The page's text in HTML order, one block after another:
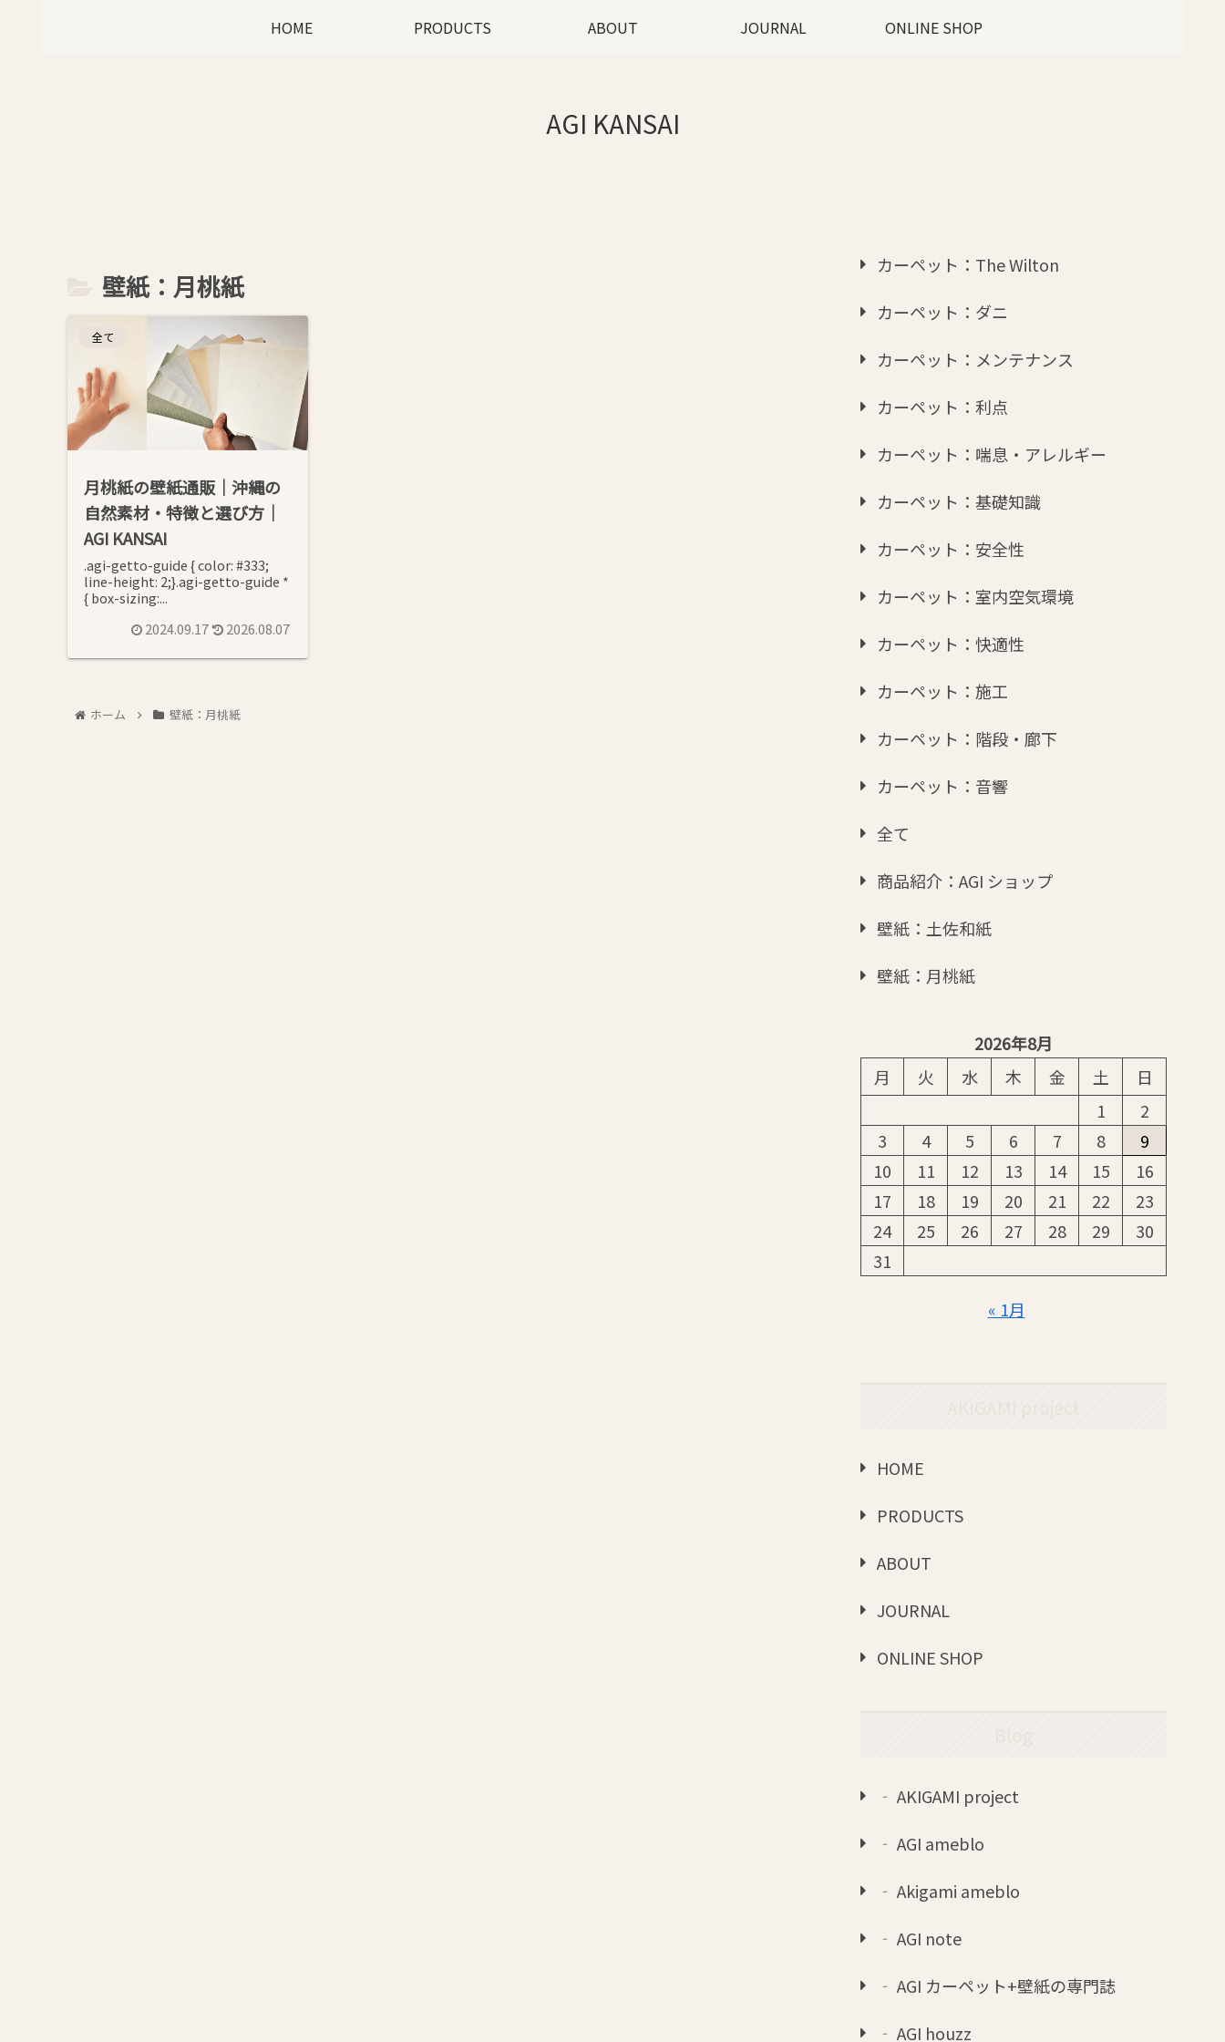
AGI KANSAI
HOME PRODUCTS ABOUT JOURNAL ONLINE SHOP
壁紙：月桃紙
全て
月桃紙の壁紙通販｜沖縄の
自然素材・特徴と選び方｜
AGI KANSAI
.agi-getto-guide { color: #333;
line-height: 2;}.agi-getto-guide *
{ box-sizing:...
2024.09.17
2026.08.07
ホーム 壁紙：月桃紙
カーペット：The Wilton
カーペット：ダニ
カーペット：メンテナンス
カーペット：利点
カーペット：喘息・アレルギー
カーペット：基礎知識
カーペット：安全性
カーペット：室内空気環境
カーペット：快適性
カーペット：施工
カーペット：階段・廊下
カーペット：音響
全て
商品紹介：AGI ショップ
壁紙：土佐和紙
壁紙：月桃紙
2026年8月
月
火 水 木 金 土
日
1
2
3
4 5 6 7 8
9
10
11 12 13 14 15
16
17
18 19 20 21 22
23
24
25 26 27 28 29
30
31
« 1月
HOME
PRODUCTS
ABOUT
JOURNAL
ONLINE SHOP
‐ AKIGAMI project
‐ AGI ameblo
‐ Akigami ameblo
‐ AGI note
‐ AGI カーペット+壁紙の専門誌
‐ AGI houzz